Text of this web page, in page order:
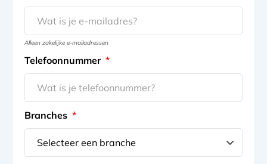
Alleen zakelijke e-mailadressen
Telefoonnummer *
Branches *